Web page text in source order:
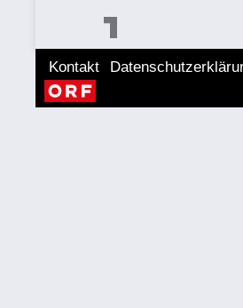
ORF 2
Kontakt